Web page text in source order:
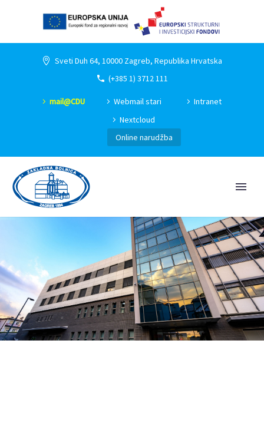
Sveti Duh 64, 10000 Zagreb, Republika Hrvatska
(+385 1) 3712 111
mail@CDU Webmail stari
Intranet
Nextcloud
Online narudžba